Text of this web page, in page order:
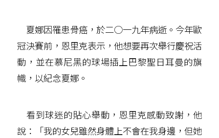
夏娜因罹患骨癌，於二○一九年病逝。今年歐
冠決賽前，恩里克表示，他想要再次舉行慶祝活
動，並在慕尼黑的球場插上巴黎聖日耳曼的旗
幟，以紀念夏娜。
看到球迷的貼心舉動，恩里克感動致謝，他
說：「我的女兒雖然身體上不會在我身邊，但她